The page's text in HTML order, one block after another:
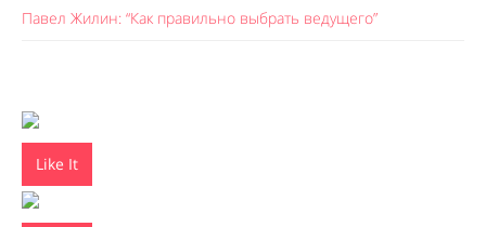
Павел Жилин: “Как правильно выбрать ведущего”
Like It